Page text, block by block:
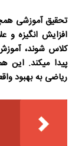
تحقیق آموزشی
افزایش انگیزه و
کلاس شوند،
پیدا میکند.
ریاضی به بهبود